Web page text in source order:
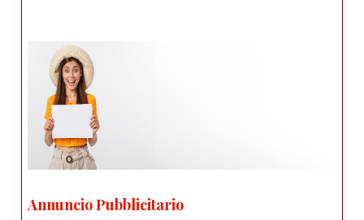
Annuncio Pubblicitario